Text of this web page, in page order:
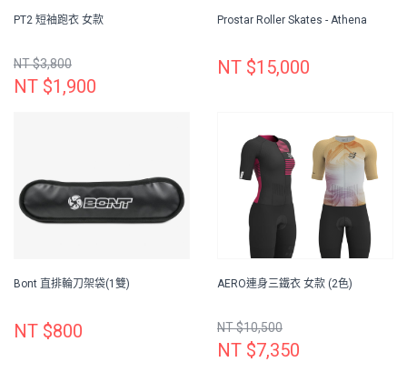
PT2 短袖跑衣 女款
NT $3,800
NT $1,900
Prostar Roller Skates - Athena
NT $15,000
Bont 直排輪刀架袋(1雙)
NT $800
AERO連身三鐵衣 女款 (2色)
NT $10,500
NT $7,350